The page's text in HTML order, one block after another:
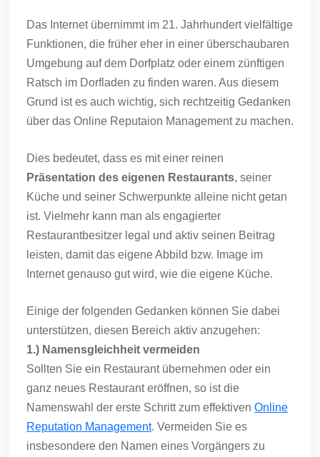
Das Internet übernimmt im 21. Jahrhundert vielfältige
Funktionen, die früher eher in einer überschaubaren
Umgebung auf dem Dorfplatz oder einem zünftigen
Ratsch im Dorfladen zu finden waren. Aus diesem
Grund ist es auch wichtig, sich rechtzeitig Gedanken
über das Online Reputaion Management zu machen.
Dies bedeutet, dass es mit einer reinen
Präsentation des eigenen Restaurants, seiner
Küche und seiner Schwerpunkte alleine nicht getan
ist. Vielmehr kann man als engagierter
Restaurantbesitzer legal und aktiv seinen Beitrag
leisten, damit das eigene Abbild bzw. Image im
Internet genauso gut wird, wie die eigene Küche.
Einige der folgenden Gedanken können Sie dabei
unterstützen, diesen Bereich aktiv anzugehen:
1.) Namensgleichheit vermeiden
Sollten Sie ein Restaurant übernehmen oder ein
ganz neues Restaurant eröffnen, so ist die
Namenswahl der erste Schritt zum effektiven Online
Reputation Management. Vermeiden Sie es
insbesondere den Namen eines Vorgängers zu